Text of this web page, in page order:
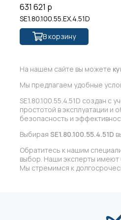
631 621 р
SE1.80.100.55.EX.4.51D
В корзину
На нашем сайте вы можете
Мы предлагаем удобные
SE1.80.100.55.4.51D создан с
простотой в эксплуатации и
безопасность и
Выбирая SE1.80.100.55.4.51D
Обратитесь к нашим
выбор. Наши эксперты имеют
Мы стремимся к